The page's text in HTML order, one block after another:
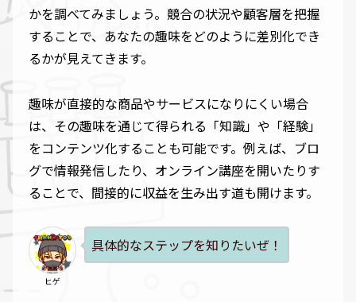
かを調べてみましょう。競合の状況や顧客層を把握
することで、あなたの趣味をどのように差別化でき
るかが見えてきます。
趣味が直接的な商品やサービスになりにくい場合
は、その趣味を通じて得られる「知識」や「経験」
をコンテンツ化することも可能です。例えば、ブロ
グで情報発信したり、オンライン講座を開いたりす
ることで、間接的に収益を生み出す道も開けます。
ヒゲ
具体的なステップを知りたいぜ！